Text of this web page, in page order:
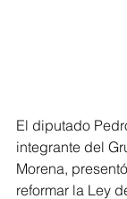
El diputado
integrante del
Morena,
reformar la Ley